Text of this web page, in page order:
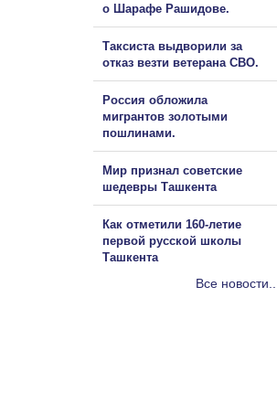
о Шарафе Рашидове.
Таксиста выдворили за
отказ везти ветерана СВО.
Россия обложила
мигрантов золотыми
пошлинами.
Мир признал советские
шедевры Ташкента
Как отметили 160-летие
первой русской школы
Ташкента
Все новости...